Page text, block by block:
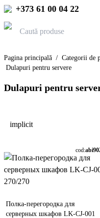
+373 61 00 04 22
Pagina principală / Categorii de
Dulapuri pentru servere
Dulapuri pentru
implicit
cod:
Полка-перегородка для
серверных шкафов LK-CJ-001